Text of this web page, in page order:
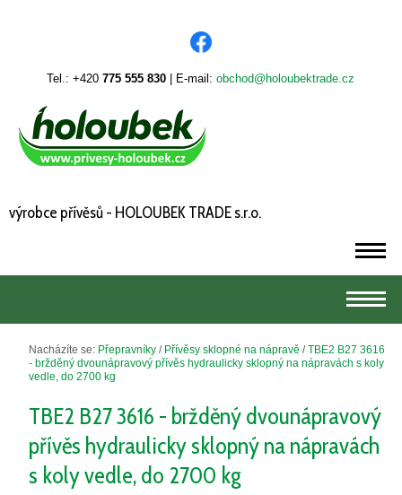
Tel.: +420775 555 830 | E-mail:obchod@holoubektrade.cz
výrobce přívěsů - HOLOUBEK TRADE s.r.o.
Nacházíte se: Přepravníky / Přívěsy sklopné na nápravě /TBE2 B27 3616
- bržděný dvounápravový přívěs hydraulicky sklopný na nápravách s koly
vedle, do 2700 kg
TBE2 B27 3616 - bržděný dvounápravový
přívěs hydraulicky sklopný na nápravách
s koly vedle, do 2700 kg